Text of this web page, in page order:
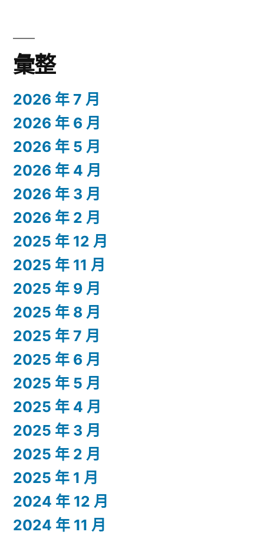
彙整
2026 年 7 月
2026 年 6 月
2026 年 5 月
2026 年 4 月
2026 年 3 月
2026 年 2 月
2025 年 12 月
2025 年 11 月
2025 年 9 月
2025 年 8 月
2025 年 7 月
2025 年 6 月
2025 年 5 月
2025 年 4 月
2025 年 3 月
2025 年 2 月
2025 年 1 月
2024 年 12 月
2024 年 11 月